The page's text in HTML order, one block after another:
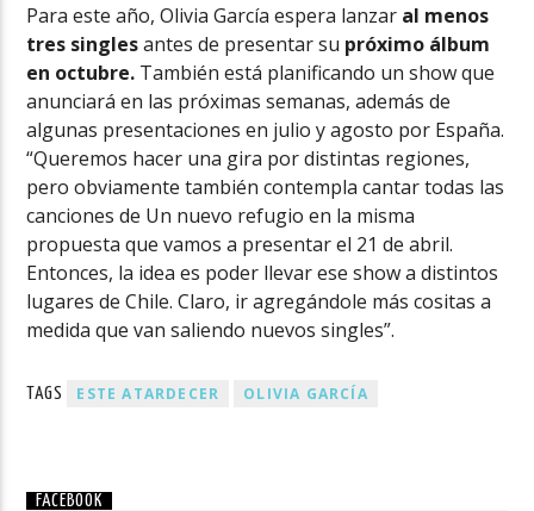
Para este año, Olivia García espera lanzar al menos
tres singlesantes de presentar su próximo álbum
en octubre. También está planificando un show que
anunciará en las próximas semanas, además de
algunas presentaciones en julio y agosto por España.
“Queremos hacer una gira por distintas regiones,
pero obviamente también contempla cantar todas las
canciones de Un nuevo refugio en la misma
propuesta que vamos a presentar el 21 de abril.
Entonces, la idea es poder llevar ese show a distintos
lugares de Chile. Claro, ir agregándole más cositas a
medida que van saliendo nuevos singles”.
TAGS ESTE ATARDECER OLIVIA GARCÍA
FACEBOOK